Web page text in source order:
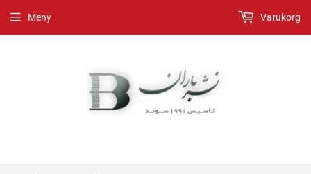
Meny Varukorg